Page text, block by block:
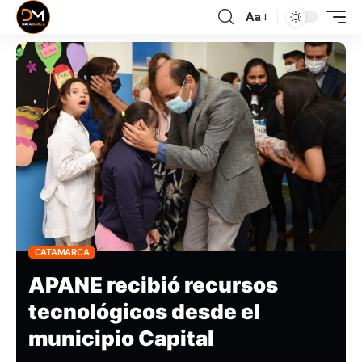
Aa
CATAMARCA
APANE recibió recursos
tecnológicos desde el
municipio Capital